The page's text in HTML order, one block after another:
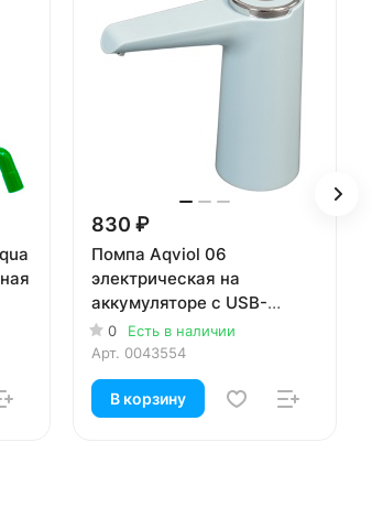
830 ₽
Помпа Aqviol 06
электрическая на
аккумуляторе с USB-
адаптером для 19л
бутылей, голубая
0
Есть в наличии
Арт. 0043554
В корзину